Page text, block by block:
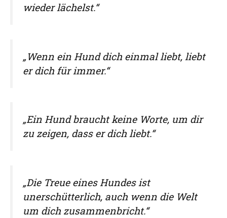
wieder lächelst.“
„Wenn ein Hund dich einmal liebt, liebt
er dich für immer.“
„Ein Hund braucht keine Worte, um dir
zu zeigen, dass er dich liebt.“
„Die Treue eines Hundes ist
unerschütterlich, auch wenn die Welt
um dich zusammenbricht.“